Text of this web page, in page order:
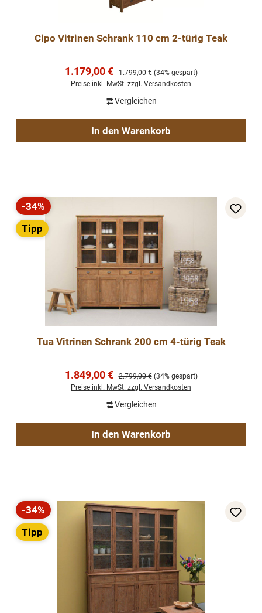
Cipo Vitrinen Schrank 110 cm 2-türig Teak
Verkaufspreis:
1.179,00 € Regulärer Preis:
1.799,00 € (34% gespart)
Preise inkl. MwSt. zzgl. Versandkosten
Vergleichen
In den Warenkorb
Rabatt
-34%
Tipp
Tua Vitrinen Schrank 200 cm 4-türig Teak
Verkaufspreis:
1.849,00 € Regulärer Preis:
2.799,00 € (34% gespart)
Preise inkl. MwSt. zzgl. Versandkosten
Vergleichen
In den Warenkorb
Rabatt
-34%
Tipp